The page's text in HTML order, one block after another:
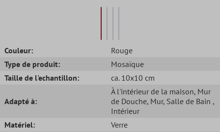
Couleur:
Rouge
Type de produit:
Mosaïque
Taille de l'echantillon:
ca. 10x10 cm
Adapté à:
À l'intérieur de la maison, Mur
de Douche, Mur, Salle de Bain ,
Intérieur
Matériel:
Verre